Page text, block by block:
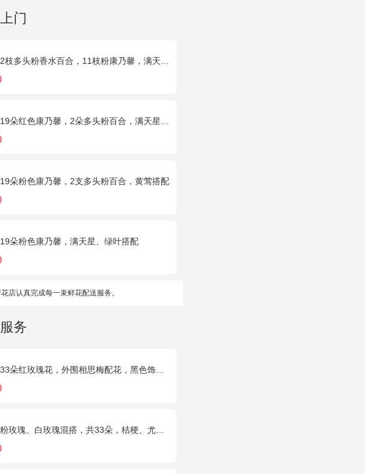
门
2枝多头粉香水百合，11枝粉康乃馨，满天星+绿叶适量。
19朵红色康乃馨，2朵多头粉百合，满天星、绿叶搭配
19朵粉色康乃馨，2支多头粉百合，黄莺搭配
19朵粉色康乃馨，满天星、绿叶搭配
店认真完成每一束鲜花配送服务。
务
33朵红玫瑰花，外围相思梅配花，黑色饰条环绕
粉玫瑰、白玫瑰混搭，共33朵，桔梗、尤加利搭配